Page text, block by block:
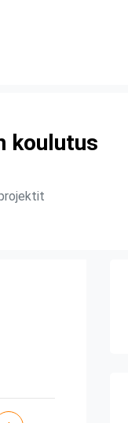
koulutus